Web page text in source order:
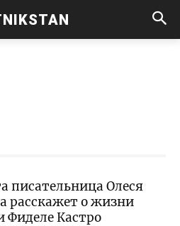
писательница Олеся
расскажет о жизни
Фиделе Кастро